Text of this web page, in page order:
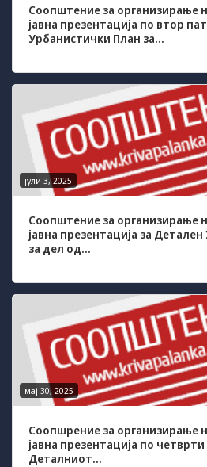
Соопштение за организирање
јавна презентација по втор
Урбанистички План за...
јули 3, 2025
Соопштение за организирање
јавна презентација за
за дел од...
мај 30, 2025
Соопшрение за организирање
јавна презентација по
Деталниот...